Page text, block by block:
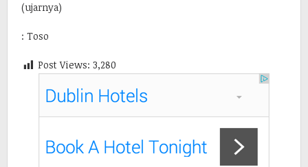
(ujarnya)
: Toso
Post Views: 3,280